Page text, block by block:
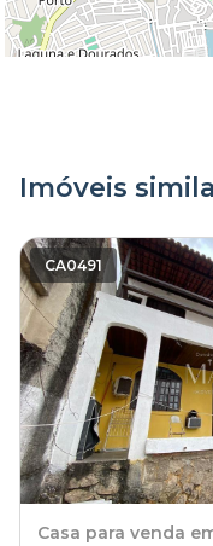
Imóveis
CA0491
Casa para venda